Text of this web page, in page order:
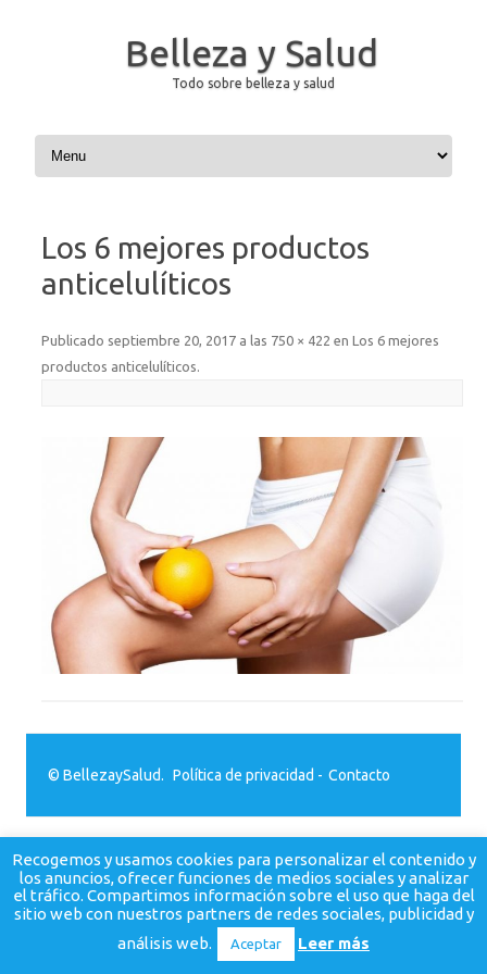
Belleza y Salud
Todo sobre belleza y salud
Saltar al contenido
Los 6 mejores productos
anticelulíticos
Publicado septiembre 20, 2017 a las 750 × 422 en Los 6 mejores
productos anticelulíticos.
© BellezaySalud. Política de privacidad - Contacto
Recogemos y usamos cookies para personalizar el contenido y
los anuncios, ofrecer funciones de medios sociales y analizar
el tráfico. Compartimos información sobre el uso que haga del
sitio web con nuestros partners de redes sociales, publicidad y
análisis web.
Aceptar Leer más